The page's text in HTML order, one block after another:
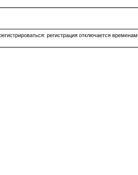
регистрация отключается